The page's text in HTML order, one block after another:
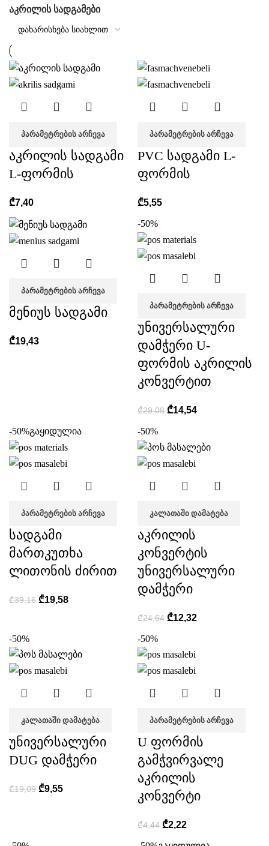
აკრილის სადგამები
ᲞᲐᲠᲐᲛᲔᲢᲠᲔᲑᲘᲡ ᲐᲠᲩᲔᲕᲐ
აკრილის სადგამი
L-ფორმის
₾7,40
ᲞᲐᲠᲐᲛᲔᲢᲠᲔᲑᲘᲡ ᲐᲠᲩᲔᲕᲐ
PVC სადგამი L-
ფორმის
₾5,55
ᲞᲐᲠᲐᲛᲔᲢᲠᲔᲑᲘᲡ ᲐᲠᲩᲔᲕᲐ
მენიუს სადგამი
₾19,43
-50%
ᲞᲐᲠᲐᲛᲔᲢᲠᲔᲑᲘᲡ ᲐᲠᲩᲔᲕᲐ
უნივერსალური
დამჭერი U-
ფორმის აკრილის
კონვერტით
₾29,08 ₾14,54
-50%გაყიდულია
ᲞᲐᲠᲐᲛᲔᲢᲠᲔᲑᲘᲡ ᲐᲠᲩᲔᲕᲐ
სადგამი
მართკუთხა
ლითონის ძირით
₾39,16 ₾19,58
-50%
ᲙᲐᲚᲐᲗᲐᲨᲘ ᲓᲐᲛᲐᲢᲔᲑᲐ
აკრილის
კონვერტის
უნივერსალური
დამჭერი
₾24,64 ₾12,32
-50%
ᲙᲐᲚᲐᲗᲐᲨᲘ ᲓᲐᲛᲐᲢᲔᲑᲐ
უნივერსალური
DUG დამჭერი
₾19,09 ₾9,55
-50%
ᲞᲐᲠᲐᲛᲔᲢᲠᲔᲑᲘᲡ ᲐᲠᲩᲔᲕᲐ
U ფორმის
გამჭვირვალე
აკრილის
კონვერტი
₾4,44 ₾2,22